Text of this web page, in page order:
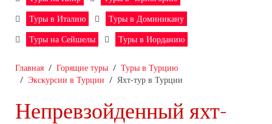
Туры в Италию
Туры в Доминикану
Туры на Сейшелы
Туры в Иорданию
Главная Горящие туры
Туры в Турцию
Экскурсии в Турции
Яхт-тур в Турции
Непревзойденный яхт-